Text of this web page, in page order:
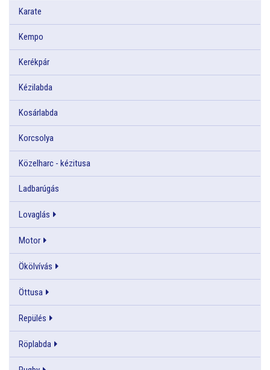
Karate
Kempo
Kerékpár
Kézilabda
Kosárlabda
Korcsolya
Közelharc - kézitusa
Ladbarúgás
Lovaglás
Motor
Ökölvívás
Öttusa
Repülés
Röplabda